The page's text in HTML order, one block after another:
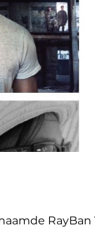
RayBan